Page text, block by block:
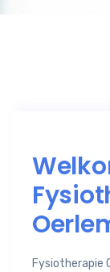
Fysiotherapie